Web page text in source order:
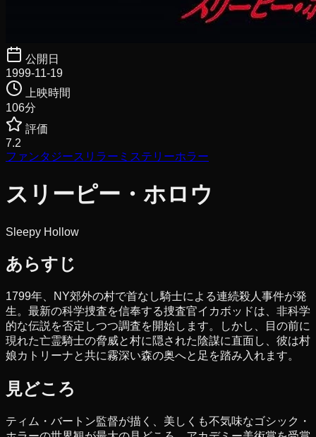
公開日
1999-11-19
上映時間
106分
評価
7.2
ファンタジースリラー ミステリーホラー
スリーピー・ホロウ
Sleepy Hollow
あらすじ
1799年、NY郊外の村で首なし騎士による連続殺人事件が発
生。最新の科学捜査を信奉する捜査官イカボッドは、非科学
的な伝説を否定しつつ調査を開始します。しかし、目の前に
現れた亡霊騎士の脅威と村に隠された陰謀に直面し、彼は村
娘カトリーナと共に霧深い森の奥へと足を踏み入れます。
見どころ
ティム・バートン監督が描く、美しくも不気味なゴシック・